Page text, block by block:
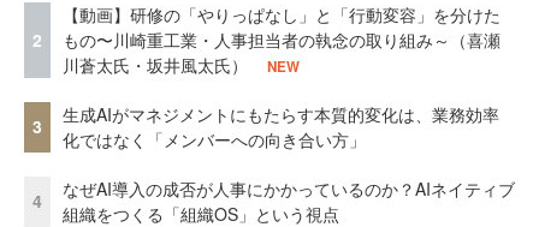
2
【動画】研修の「やりっぱなし」と「行動変容」を分けた
もの〜川崎重工業・人事担当者の執念の取り組み～（喜瀬
川蒼太氏・坂井風太氏）
NEW
3
生成AIがマネジメントにもたらす本質的変化は、業務効率
化ではなく「メンバーへの向き合い方」
4
なぜAI導入の成否が人事にかかっているのか？AIネイティブ
組織をつくる「組織OS」という視点